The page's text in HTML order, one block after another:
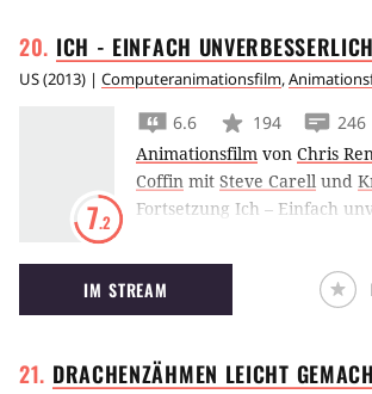
ICH - EINFACH UNVERBESSERLICH
US(2013) | Computeranimationsfilm,
7.2
6.6 194
246
Animationsfilm von Chris
Coffin mit Steve Carell und
Fortsetzung Ich – Einfach
Benjamin Bratt als neuen
natürlich den tollpatschigen
Menge Spaß.
IM STREAM
DRACHENZÄHMEN LEICHT